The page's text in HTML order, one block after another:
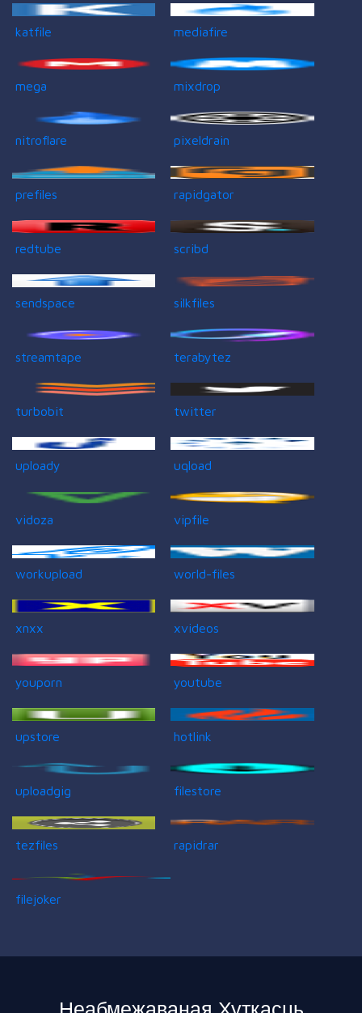
katfile mediafire
mega mixdrop
nitroflare pixeldrain
prefiles rapidgator
redtube scribd
sendspace silkfiles
streamtape terabytez
turbobit twitter
uploady uqload
vidoza vipfile
workupload world-files
xnxx xvideos
youporn youtube
upstore hotlink
uploadgig filestore
tezfiles rapidrar
filejoker